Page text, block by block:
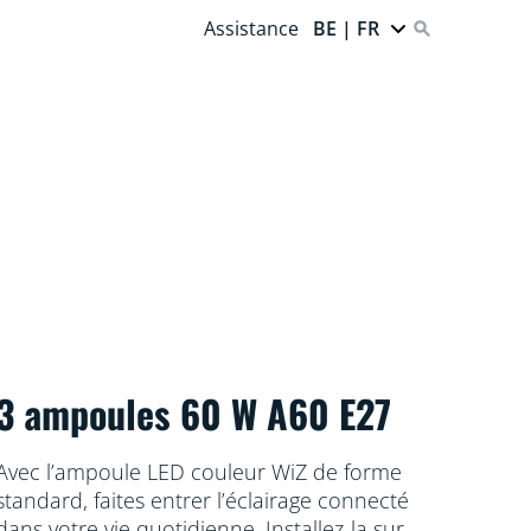
Assistance BE | FR
ampoules 60 W A60 E27
l’ampoule LED couleur WiZ de forme
faites entrer l’éclairage connecté